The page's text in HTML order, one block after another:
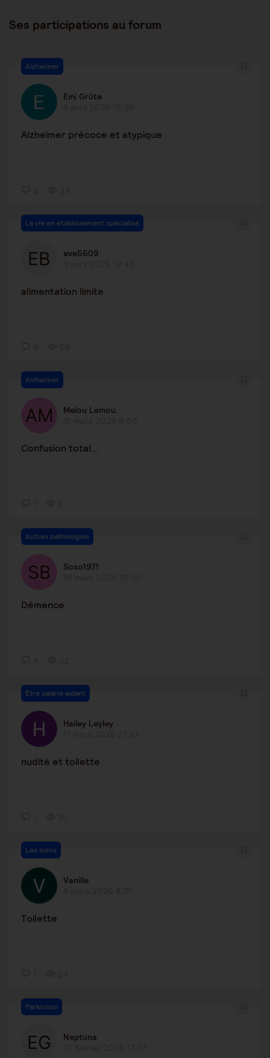
Ses participations au forum
Alzheimer
Emi Grüte
Alzheimer précoce et atypique
La vie en établissement spécialisé
eve5609
alimentation limite
Alzheimer
Melou Lemou
Confusion total...
Autres pathologies
Soso1971
Démence
Être salarié aidant
Hailey Leyley
nudité et toilette
Les soins
Vanille
Toilette
Parkinson
Neptuna